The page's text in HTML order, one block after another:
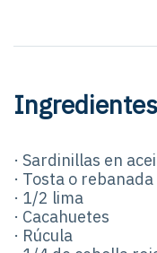
Ingredientes
· Sardinillas en
· Tosta o
· 1/2 lima
· Cacahuetes
· Rúcula